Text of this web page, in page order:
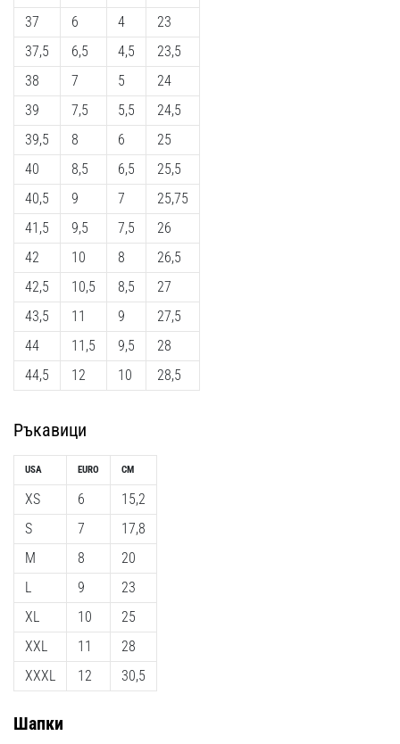
37
37,5
38
39
39,5
40
40,5
41,5
42
42,5
43,5
44
44,5
6
6,5
7
7,5
8
8,5
9
9,5
10
10,5
11
11,5
12
4
4,5
5
5,5
6
6,5
7
7,5
8
8,5
9
9,5
10
23
23,5
24
24,5
25
25,5
25,75
26
26,5
27
27,5
28
28,5
Ръкавици
USA
XS
S
M
L
XL
XXL
XXXL
EURO
6
7
8
9
10
11
12
CM
15,2
17,8
20
23
25
28
30,5
Шапки